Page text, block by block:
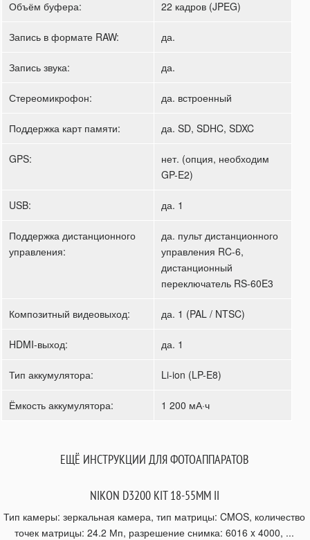
Объём буфера: 22 кадров (JPEG)
Запись в формате RAW: да.
Запись звука: да.
Стереомикрофон: да. встроенный
Поддержка карт памяти: да. SD, SDHC, SDXC
GPS:
нет. (опция, необходим
GP-E2)
USB: да. 1
Поддержка дистанционного
управления:
да. пульт дистанционного
управления RC-6,
дистанционный
переключатель RS-60E3
Композитный видеовыход: да. 1 (PAL / NTSC)
HDMI-выход: да. 1
Тип аккумулятора: Li-ion (LP-E8)
Ёмкость аккумулятора: 1 200 мА·ч
ЕЩЁ ИНСТРУКЦИИ ДЛЯ ФОТОАППАРАТОВ
NIKON D3200 KIT 18-55MM II
Тип камеры: зеркальная камера, тип матрицы: CMOS, количество
точек матрицы: 24.2 Мп, разрешение снимка: 6016 x 4000, ...